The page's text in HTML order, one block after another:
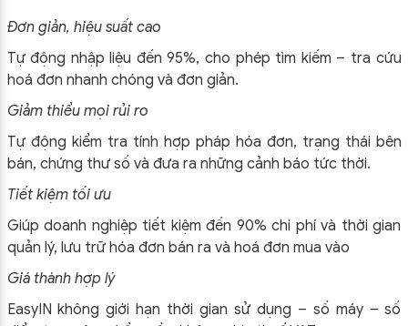
Đơn giản, hiệu suất cao
Tự động nhập liệu đến 95%, cho phép tìm kiếm – tra cứu
hoá đơn nhanh chóng và đơn giản.
Giảm thiểu mọi rủi ro
Tự động kiểm tra tính hợp pháp hóa đơn, trạng thái bên
bán, chứng thư số và đưa ra những cảnh báo tức thời.
Tiết kiệm tối ưu
Giúp doanh nghiệp tiết kiệm đến 90% chi phí và thời gian
quản lý, lưu trữ hóa đơn bán ra và hoá đơn mua vào
Giá thành hợp lý
EasyIN không giới hạn thời gian sử dụng – số máy – số